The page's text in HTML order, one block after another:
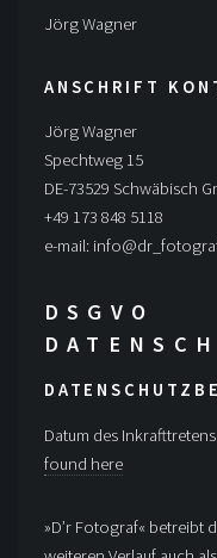
Jörg Wagner
ANSCHRIFT
Jörg Wagner
Spechtweg 15
DE-73529 Schwäbisch
+49 173 848 5118
e-mail:
DSGVO
Datum des
found here
»D’r Fotograf« betreibt